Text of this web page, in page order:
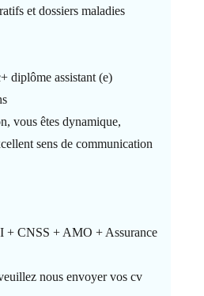
et dossiers maladies
diplôme assistant (e)
vous êtes dynamique,
sens de communication
+ CNSS + AMO + Assurance
nous envoyer vos cv